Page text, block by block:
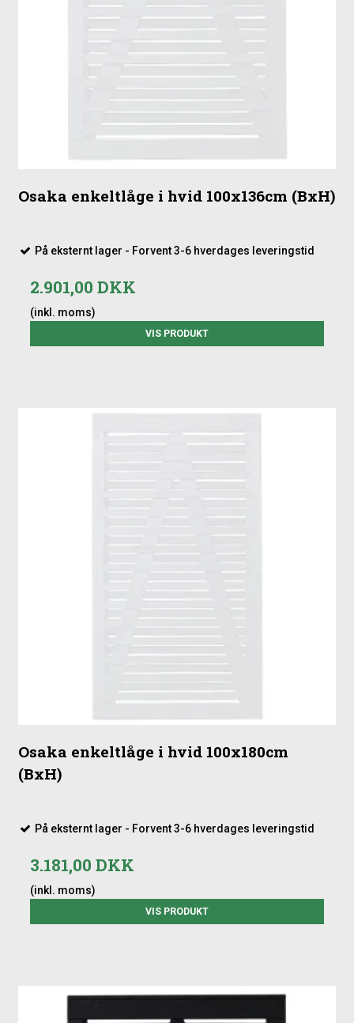
Osaka enkeltlåge i hvid 100x136cm (BxH)
På eksternt lager - Forvent 3-6 hverdages leveringstid
2.901,00 DKK
(inkl. moms)
VIS PRODUKT
Osaka enkeltlåge i hvid 100x180cm
(BxH)
På eksternt lager - Forvent 3-6 hverdages leveringstid
3.181,00 DKK
(inkl. moms)
VIS PRODUKT